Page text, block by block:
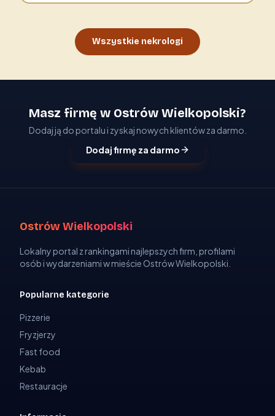
Wszystkie nekrologi
Masz firmę w Ostrów Wielkopolski?
Dodaj ją do portalu i zyskaj nowych klientów za darmo.
Dodaj firmę za darmo
Ostrów Wielkopolski
Lokalny portal z rankingami najlepszych firm, profilami
osób i wydarzeniami w mieście Ostrów Wielkopolski.
Popularne kategorie
Pizzerie
Fryzjerzy
Fast food
Kebab
Restauracje